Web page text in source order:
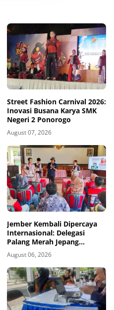
Street Fashion Carnival 2026:
Inovasi Busana Karya SMK
Negeri 2 Ponorogo
August 07, 2026
Jember Kembali Dipercaya
Internasional: Delegasi
Palang Merah Jepang
Perkuat Kesiapsiagaan
Bencana di Kawasan Pesisir
dan Sekolah
August 06, 2026